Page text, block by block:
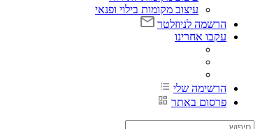
עיצוב מקומות בילוי ופנאי
הרשמה לניוזלטר
עקבו אחרינו
הרשימה שלי
פרסום באתר